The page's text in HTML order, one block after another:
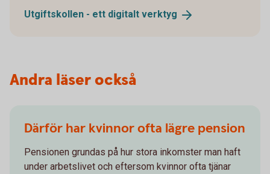
Utgiftskollen - ett digitalt verktyg
Andra läser också
Därför har kvinnor ofta lägre pension
Pensionen grundas på hur stora inkomster man haft
under arbetslivet och eftersom kvinnor ofta tjänar